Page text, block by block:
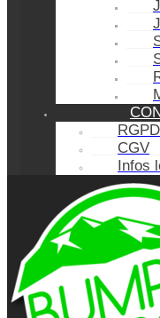
CGV
Infos